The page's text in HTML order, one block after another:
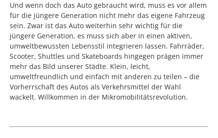
Und wenn doch das Auto gebraucht wird, muss es vor allem
für die jüngere Generation nicht mehr das eigene Fahrzeug
sein. Zwar ist das Auto weiterhin sehr wichtig für die
jüngere Generation, es muss sich aber in einen aktiven,
umweltbewussten Lebensstil integrieren lassen. Fahrräder,
Scooter, Shuttles und Skateboards hingegen prägen immer
mehr das Bild unserer Städte. Klein, leicht,
umweltfreundlich und einfach mit anderen zu teilen – die
Vorherrschaft des Autos als Verkehrsmittel der Wahl
wackelt. Willkommen in der Mikromobilitätsrevolution.